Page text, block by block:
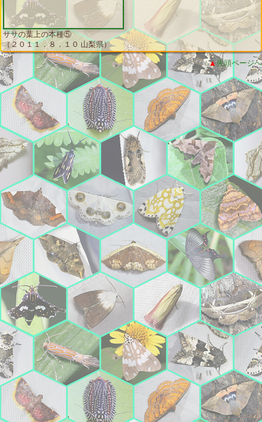
ササの葉上の本種⑤
（２０１１．８．１０ 山梨県）
▲先頭ページへ